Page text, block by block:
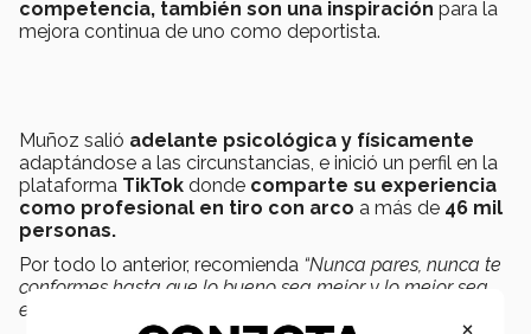
competencia, también son una inspiración para la
mejora continua de uno como deportista.
Muñoz salió adelante psicológica y físicamente
adaptándose a las circunstancias, e inició un perfil en la
plataforma TikTok donde comparte su experiencia
como profesional en tiro con arco a más de 46 mil
personas.
Por todo lo anterior, recomienda “Nunca pares, nunca te
conformes hasta que lo bueno sea mejor y lo mejor sea
excelente”
×